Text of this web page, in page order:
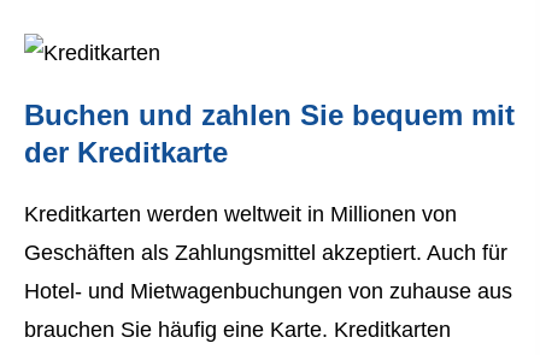
Buchen und zahlen Sie bequem mit
der Kredit­karte
Kredit­karten werden weltweit in Millionen von
Geschäften als Zahlungsmittel akzeptiert. Auch für
Hotel- und Mietwagenbuchungen von zuhause aus
brauchen Sie häufig eine Karte. Kredit­karten